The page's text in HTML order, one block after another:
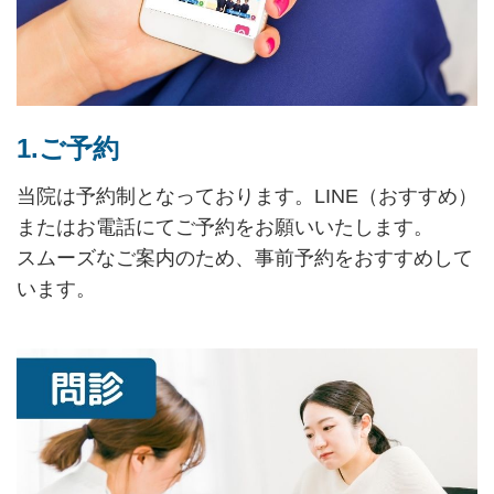
1.ご予約
当院は予約制となっております。LINE（おすすめ）
またはお電話にてご予約をお願いいたします。
スムーズなご案内のため、事前予約をおすすめして
います。